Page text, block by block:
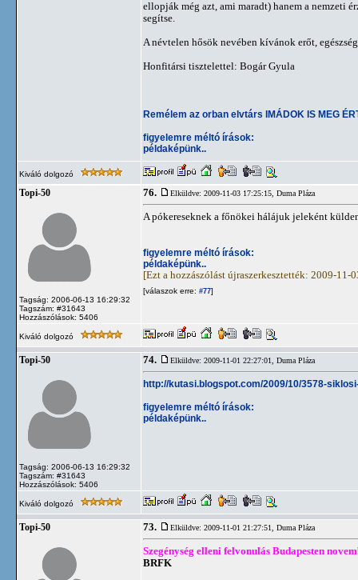
ellopják még azt, ami maradt) hanem a nemzeti
segítse.
A névtelen hősök nevében kívánok erőt,
Honfitársi tisztelettel: Bogár Gyula
Remélem az orban elvtárs IMÁDOK IS MEG
figyelemre méltó írások:
példaképünk..
Kiváló dolgozó
Topi-50
Tagság: 2006-06-13 16:29:32
Tagszám: #31643
Hozzászólások: 5406
76. Elküldve: 2009-11-03 17:25:15, Duma Pláza
A pókereseknek a főnökei hálájuk jeleként
figyelemre méltó írások:
példaképünk..
[Ezt a hozzászólást újraszerkesztették: 2009-11-
[válaszok erre: #77]
Kiváló dolgozó
Topi-50
Tagság: 2006-06-13 16:29:32
Tagszám: #31643
Hozzászólások: 5406
74. Elküldve: 2009-11-01 22:27:01, Duma Pláza
http://kutasi.blogspot.com/2009/10/3578-
figyelemre méltó írások:
példaképünk..
Kiváló dolgozó
Topi-50 73. Elküldve: 2009-11-01 21:27:51, Duma Pláza
Szegénység elleni felvonulás Budapesten
BRFK